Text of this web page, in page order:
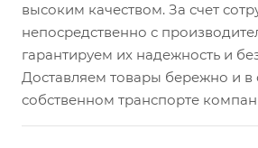
высоким качеством. За счет
непосредственно с
гарантируем их надежность и
Доставляем товары бережно и в
собственном транспорте